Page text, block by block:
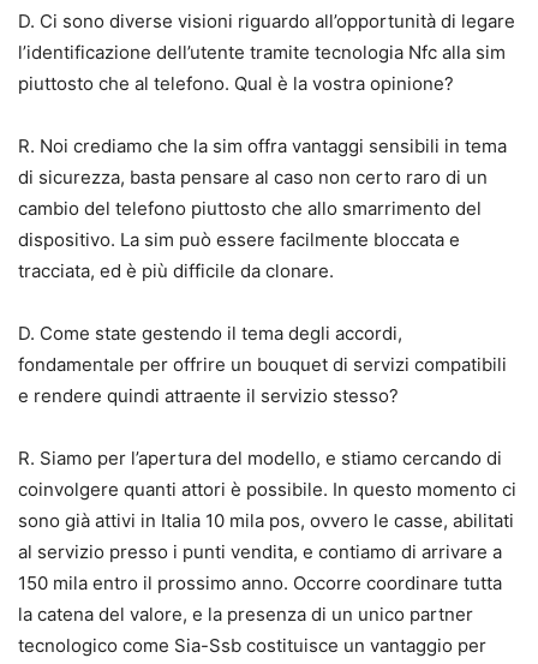
D. Ci sono diverse visioni riguardo all’opportunità di legare
l’identificazione dell’utente tramite tecnologia Nfc alla sim
piuttosto che al telefono. Qual è la vostra opinione?
R. Noi crediamo che la sim offra vantaggi sensibili in tema
di sicurezza, basta pensare al caso non certo raro di un
cambio del telefono piuttosto che allo smarrimento del
dispositivo. La sim può essere facilmente bloccata e
tracciata, ed è più difficile da clonare.
D. Come state gestendo il tema degli accordi,
fondamentale per offrire un bouquet di servizi compatibili
e rendere quindi attraente il servizio stesso?
R. Siamo per l’apertura del modello, e stiamo cercando di
coinvolgere quanti attori è possibile. In questo momento ci
sono già attivi in Italia 10 mila pos, ovvero le casse, abilitati
al servizio presso i punti vendita, e contiamo di arrivare a
150 mila entro il prossimo anno. Occorre coordinare tutta
la catena del valore, e la presenza di un unico partner
tecnologico come Sia-Ssb costituisce un vantaggio per